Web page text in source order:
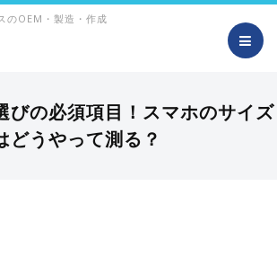
のOEM・製造・作成
びの必須項目！スマホのサイズ
どうやって測る？